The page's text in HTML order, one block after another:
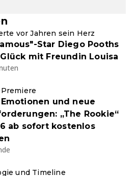
vor Jahren sein Herz
Star Diego Pooths
mit Freundin Louisa
und neue
„The Rookie“
ab sofort kostenlos
und Timeline